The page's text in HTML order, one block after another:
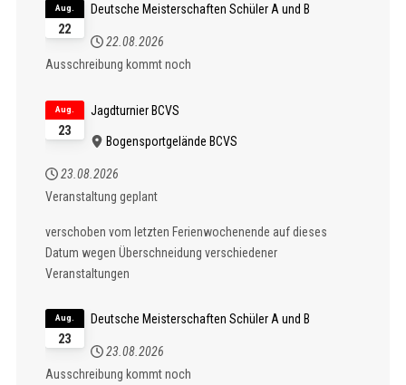
22
Aug. Deutsche Meisterschaften Schüler A und B
22.08.2026
Ausschreibung kommt noch
23
Aug. Jagdturnier BCVS
Bogensportgelände BCVS
23.08.2026
Veranstaltung geplant
verschoben vom letzten Ferienwochenende auf dieses
Datum wegen Überschneidung verschiedener
Veranstaltungen
23
Aug. Deutsche Meisterschaften Schüler A und B
23.08.2026
Ausschreibung kommt noch